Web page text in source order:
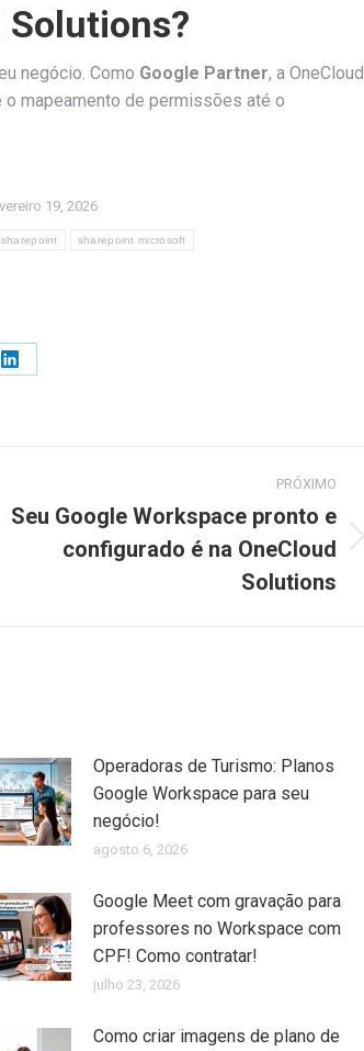
Solutions?
negócio. Como Google Partner, a OneCloud
mapeamento de permissões até o
19, 2026
sharepoint sharepoint microsoft
Share
PRÓXIMO
Seu Google Workspace pronto e
configurado é na OneCloud
Solutions
Operadoras de Turismo: Planos
Google Workspace para seu
negócio!
agosto 6, 2026
Google Meet com gravação para
professores no Workspace com
CPF! Como contratar!
julho 23, 2026
Como criar imagens de plano de